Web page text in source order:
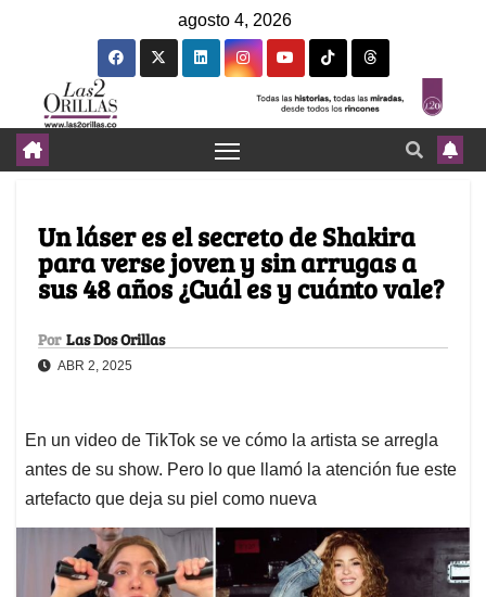
agosto 4, 2026
Un láser es el secreto de Shakira
para verse joven y sin arrugas a
sus 48 años ¿Cuál es y cuánto vale?
Por Las Dos Orillas
ABR 2, 2025
En un video de TikTok se ve cómo la artista se arregla
antes de su show. Pero lo que llamó la atención fue este
artefacto que deja su piel como nueva